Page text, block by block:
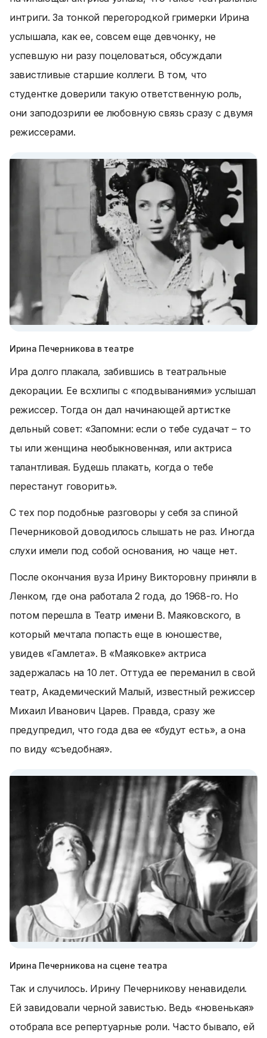
интриги. За тонкой перегородкой гримерки Ирина
услышала, как ее, совсем еще девчонку, не
успевшую ни разу поцеловаться, обсуждали
завистливые старшие коллеги. В том, что
студентке доверили такую ответственную роль,
они заподозрили ее любовную связь сразу с двумя
режиссерами.
Ирина Печерникова в театре
Ира долго плакала, забившись в театральные
декорации. Ее всхлипы с «подвываниями» услышал
режиссер. Тогда он дал начинающей артистке
дельный совет: «Запомни: если о тебе судачат – то
ты или женщина необыкновенная, или актриса
талантливая. Будешь плакать, когда о тебе
перестанут говорить».
С тех пор подобные разговоры у себя за спиной
Печерниковой доводилось слышать не раз. Иногда
слухи имели под собой основания, но чаще нет.
После окончания вуза Ирину Викторовну приняли в
Ленком, где она работала 2 года, до 1968-го. Но
потом перешла в Театр имени В. Маяковского, в
который мечтала попасть еще в юношестве,
увидев «Гамлета». В «Маяковке» актриса
задержалась на 10 лет. Оттуда ее переманил в свой
театр, Академический Малый, известный режиссер
Михаил Иванович Царев. Правда, сразу же
предупредил, что года два ее «будут есть», а она
по виду «съедобная».
Ирина Печерникова на сцене театра
Так и случилось. Ирину Печерникову ненавидели.
Ей завидовали черной завистью. Ведь «новенькая»
отобрала все репертуарные роли. Часто бывало, ей